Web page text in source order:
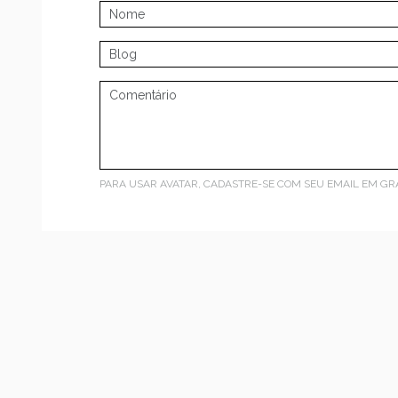
PARA USAR AVATAR, CADASTRE-SE COM SEU EMAIL EM